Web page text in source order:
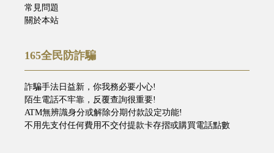
常見問題
關於本站
165全民防詐騙
詐騙手法日益新，你我務必要小心!
陌生電話不牢靠，反覆查詢很重要!
ATM無辨識身分或解除分期付款設定功能!
不用先支付任何費用不交付提款卡存摺或購買電話點數